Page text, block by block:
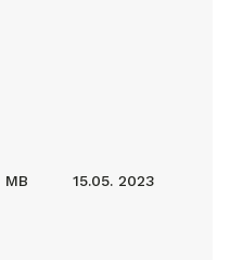
MB 15.05. 2023